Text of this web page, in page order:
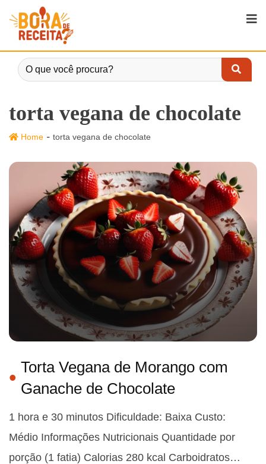
torta vegana de chocolate
Home - torta vegana de chocolate
Torta Vegana de Morango com
Ganache de Chocolate
1 hora e 30 minutos Dificuldade: Baixa Custo:
Médio Informações Nutricionais Quantidade por
porção (1 fatia) Calorias 280 kcal Carboidratos…